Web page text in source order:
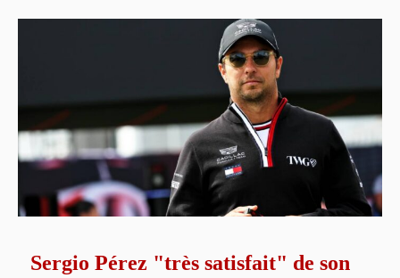
Sergio Pérez "très satisfait" de son